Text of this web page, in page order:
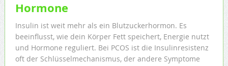
Hormone
Insulin ist weit mehr als ein Blutzuckerhormon. Es
beeinflusst, wie dein Körper Fett speichert, Energie nutzt
und Hormone reguliert. Bei PCOS ist die Insulinresistenz
oft der Schlüsselmechanismus, der andere Symptome